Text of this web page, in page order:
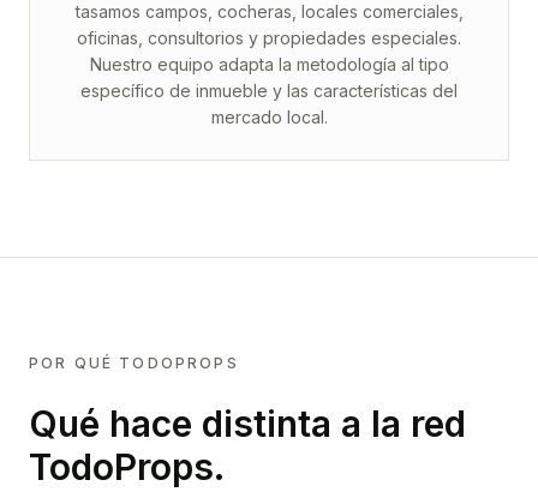
tasamos campos, cocheras, locales comerciales,
oficinas, consultorios y propiedades especiales.
Nuestro equipo adapta la metodología al tipo
específico de inmueble y las características del
mercado local.
POR QUÉ TODOPROPS
Qué hace distinta a la red
TodoProps.